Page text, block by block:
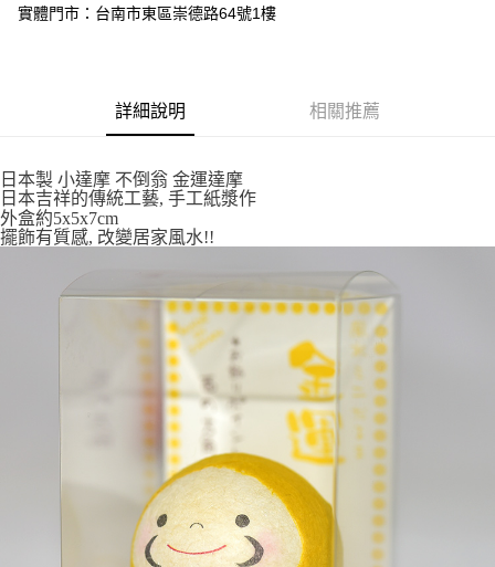
ATM付款
每筆NT$65，滿NT$999(含以上)免運費
付款後全家取貨
每筆NT$65，滿NT$999(含以上)免運費
7-11取貨付款
每筆NT$65，滿NT$999(含以上)免運費
每筆NT$100，滿NT$999(含以上)免運費
實體門市：台南市東區崇德路64號1樓
詳細說明 相關推薦
日本製 小達摩 不倒翁 金運達摩
日本吉祥的傳統工藝, 手工紙漿作
外盒約5x5x7cm
擺飾有質感, 改變居家風水!!